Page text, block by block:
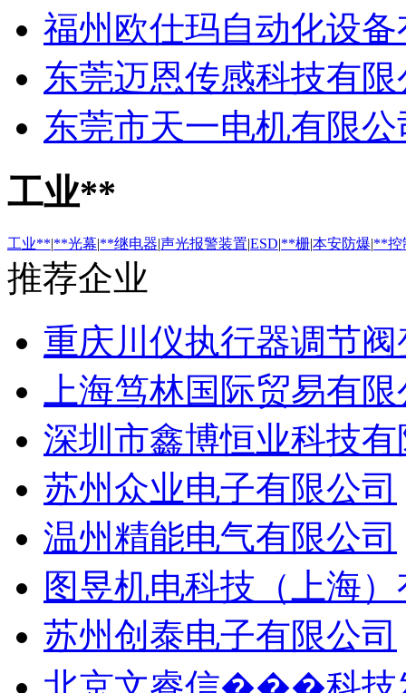
福州欧仕玛自动化设
东莞迈恩传感科技有限
东莞市天一电机有限公
工业**
工业**|**光幕|**继电器|声光报警装置|ESD|**栅|本安防爆|**控
推荐企业
重庆川仪执行器调节
上海笃林国际贸易有
深圳市鑫博恒业科技
苏州众业电子有限公司
温州精能电气有限公司
图昱机电科技（上海
苏州创泰电子有限公司